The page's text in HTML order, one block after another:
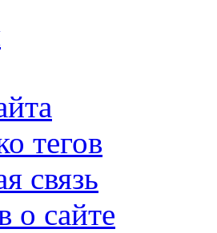
тегов
связь
о сайте